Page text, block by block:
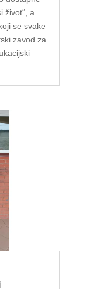
život“, a
se svake
zavod za